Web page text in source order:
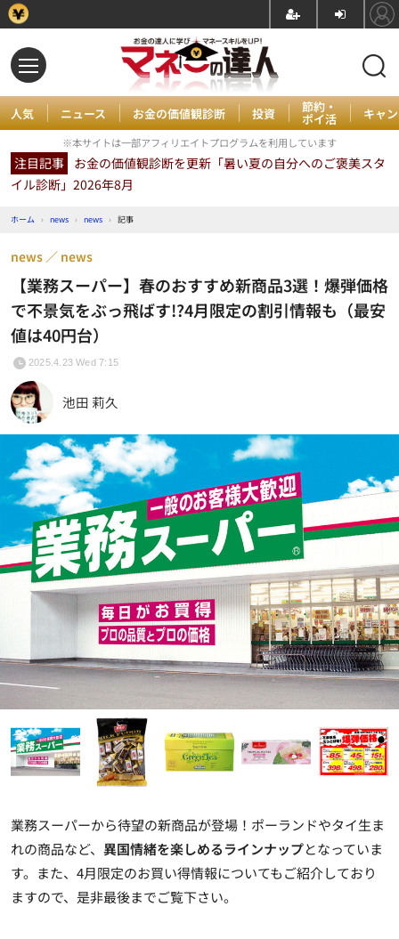
人気 ニュース お金の価値観診断 投資 節約・
ポイ活 キャ
※本サイトは一部アフィリエイトプログラムを利用しています
注目記事 お金の価値観診断を更新「暑い夏の自分へのご褒美スタ
イル診断」2026年8月
ホーム › news › news › 記事
【業務スーパー】春のおすすめ新商品3選！爆弾価格
で不景気をぶっ飛ばす!?4月限定の割引情報も（最安
値は40円台）
news news
2025.4.23 Wed 7:15
池田 莉久
業務スーパーから待望の新商品が登場！ポーランドやタイ生ま
れの商品など、 異国情緒を楽しめるラインナップとなっていま
す。また、4月限定のお買い得情報についてもご紹介しており
ますので、是非最後までご覧下さい。